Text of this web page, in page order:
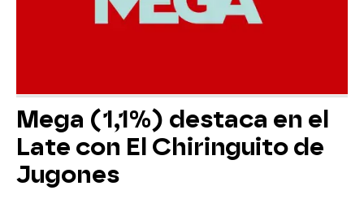
Mega (1,1%) destaca en el
Late con El Chiringuito de
Jugones